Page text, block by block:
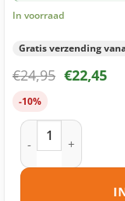
In voorraad
Gratis verzending
€24,95 €22,45
-10%
Brother TN-2420